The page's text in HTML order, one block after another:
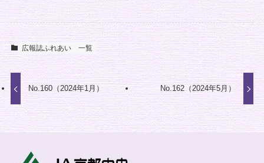
広報誌ふれあい 一覧
No.160（2024年1月） No.162（2024年5月）